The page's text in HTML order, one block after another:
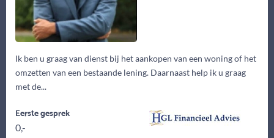
Ik ben u graag van dienst bij het aankopen van een woning of het
omzetten van een bestaande lening. Daarnaast help ik u graag
met de...
Eerste gesprek
0,-